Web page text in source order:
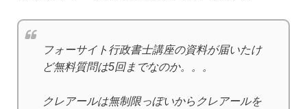
フォーサイト行政書士講座の資料が届いたけ
ど無料質問は5回までなのか。。。
クレアールは無制限っぽいからクレアールを